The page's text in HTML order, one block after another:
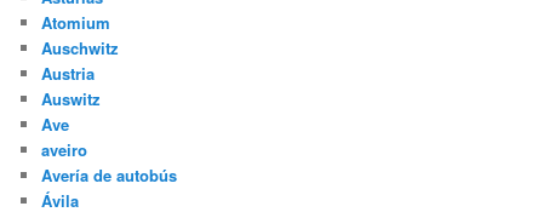
Atomium
Auschwitz
Austria
Auswitz
Ave
aveiro
Avería de autobús
Ávila